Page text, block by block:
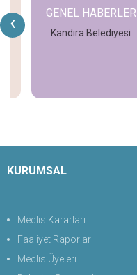
‹ GENEL HABERLER
Kandıra Belediyesi
KURUMSAL
Meclis Kararları
Faaliyet Raporları
Meclis Üyeleri